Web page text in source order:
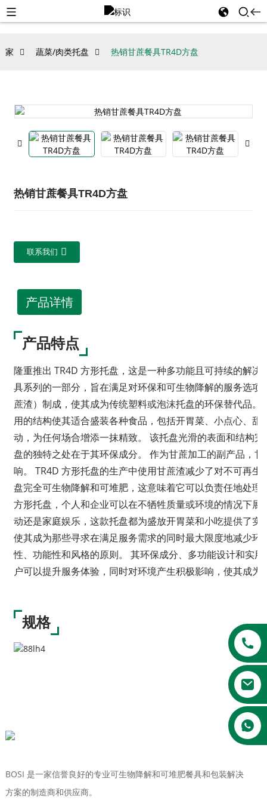
家 蔬菜/肉类托盘 热销甘蔗餐具TR4D方盘
热销甘蔗餐具TR4D方盘
联系我们
产品详情
产品特点
隆重推出 TR4D 方形托盘，这是一种多功能且可持续的解
具系列的一部分，旨在满足对环保和可生物降解的服务选
蔗渣）制成，使其成为传统塑料或泡沫托盘的环保替代品
用的结构使其适合盛装各种食品，包括开胃菜、小点心、
动，为任何场合增添一抹精致。 该托盘光滑的表面和结构
盘的独特之处在于其环保成分。 作为甘蔗加工的副产品，
响。 TR4D 方形托盘的生产中使用甘蔗渣减少了对不可再
盘完全可生物降解和可堆肥，这意味着它可以负责任地处
方形托盘，个人和企业可以在不牺牲质量或环境的情况下
动还是家庭娱乐，这款托盘都为盛放开胃菜和小吃提供了
使其成为那些寻求在满足服务需求的同时最大限度地减少
性、功能性和风格的原则。 其环保成分、多功能设计和实
户可以提升服务体验，同时对环境产生积极影响，使其成
规格
BOSI 是一家信誉良好的专业可生物降解和可堆肥餐具和包装解决
方案的制造商和供应商。